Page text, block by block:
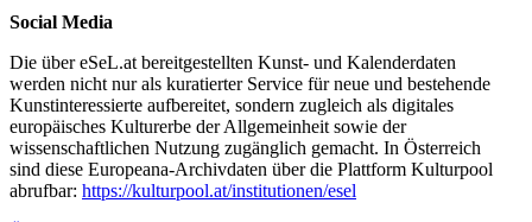
First Setting - Temporäre Autonome Audio Zone (TAAZ)
Text Selektionen aus Hakim Bay’s Essay von 1993
in der Live Collagierung mit im Moe vorgefundenen akustischen
Optionen – Klänge von Gegenständen und Klänge von Raum
Durchschreitung
Second Setting - ‘alt_tek’
Social Media
Die über eSeL.at bereitgestellten Kunst- und Kalenderdaten
werden nicht nur als kuratierter Service für neue und bestehende
Kunstinteressierte aufbereitet, sondern zugleich als digitales
europäisches Kulturerbe der Allgemeinheit sowie der
wissenschaftlichen Nutzung zugänglich gemacht. In Österreich
sind diese Europeana-Archivdaten über die Plattform Kulturpool
abrufbar: https://kulturpool.at/institutionen/esel